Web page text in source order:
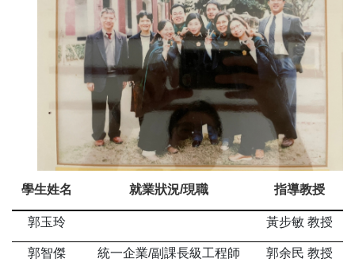
學生姓名 就業狀況/現職 指導教授
郭玉玲 黃步敏 教授
郭智傑 統一企業/副課長級工程師 郭余民 教授